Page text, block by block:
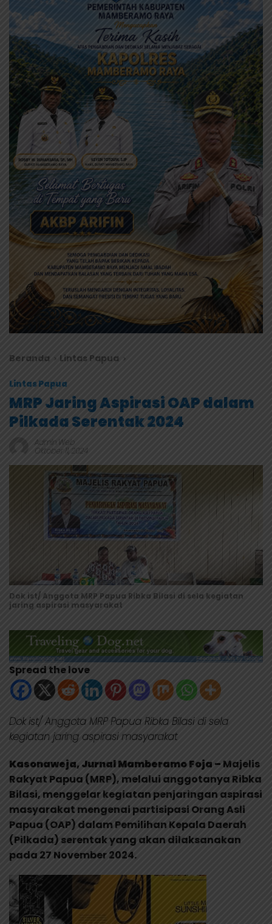
Beranda Lintas Papua
Lintas Papua
MRP Jaring Aspirasi OAP dalam
Pilkada Serentak 2024
Admin Web
Oktober 11, 2024
Dok ist/ Anggota MRP Papua Ribka Bilasi di sela kegiatan
jaring aspirasi masyarakat
Spread the love
Dok ist/ Anggota MRP Papua Ribka Bilasi di sela
kegiatan jaring aspirasi masyarakat
Kasonaweja, Jurnal Mamberamo Foja – Majelis
Rakyat Papua (MRP), melalui anggotanya Ribka
Bilasi, menggelar kegiatan penjaringan aspirasi
masyarakat mengenai partisipasi Orang Asli
Papua (OAP) dalam Pemilihan Kepala Daerah
(Pilkada) serentak yang akan dilaksanakan
pada 27 November 2024.